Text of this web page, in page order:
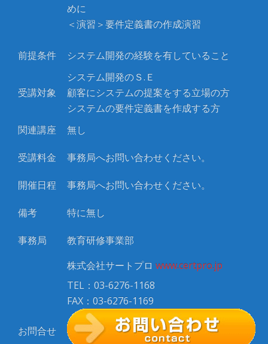
めに
＜演習＞要件定義書の作成演習
前提条件 システム開発の経験を有していること
受講対象
システム開発のＳ. Ｅ
顧客にシステムの提案をする立場の方
システムの要件定義書を作成する方
関連講座
無し
受講料金 事務局へお問い合わせください。
開催日程 事務局へお問い合わせください。
備考 特に無し
事務局
教育研修事業部
株式会社サートプロ www.certpro.jp
TEL：03-6276-1168
FAX：03-6276-1169
お問合せ